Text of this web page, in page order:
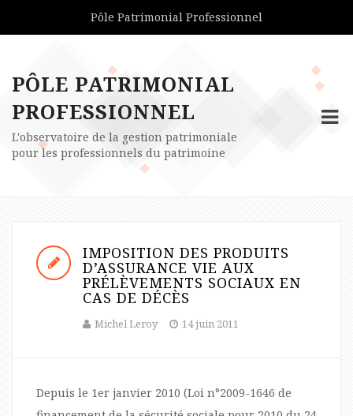
Pôle Patrimonial Professionnel
PÔLE PATRIMONIAL
PROFESSIONNEL
L'observatoire de la gestion patrimoniale
pour les professionnels du patrimoine
IMPOSITION DES PRODUITS
D’ASSURANCE VIE AUX
PRÉLÈVEMENTS SOCIAUX EN
CAS DE DÉCÈS
Michel Leroy 14 juin 2011
Depuis le 1er janvier 2010 (Loi n°2009-1646 de